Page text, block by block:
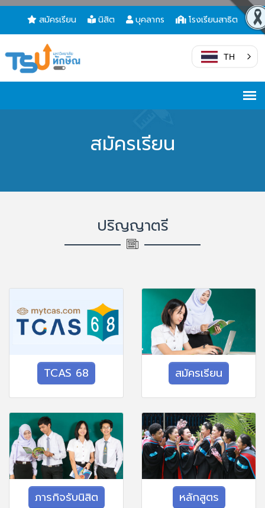
สมัครเรียน นิสิต บุคลากร โรงเรียนสาธิต
TH
สมัครเรียน
ปริญญาตรี
TCAS 68 สมัครเรียน
ภารกิจรับนิสิต หลักสูตร